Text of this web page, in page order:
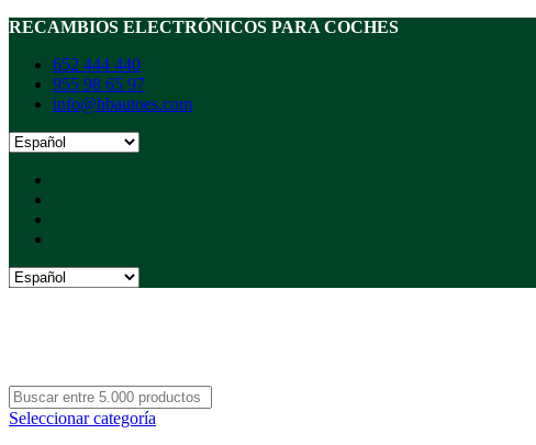
RECAMBIOS ELECTRÓNICOS PARA COCHES
652 444 440
955 98 65 97
info@hbautoes.com
Seleccionar categoría